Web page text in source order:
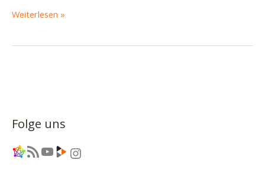
Unsere
Weiterlesen »
Folge uns
Link RSS-Feed YouTube Link Instagram